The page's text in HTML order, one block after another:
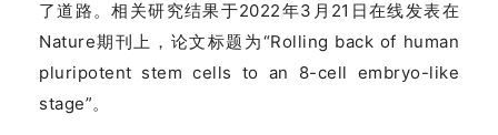
了道路。相关研究结果于2022年3月21日在线发表在
Nature期刊上，论文标题为“Rolling back of human
pluripotent stem cells to an 8-cell embryo-like
stage”。